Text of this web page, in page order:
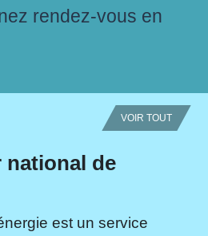
rendez-vous en
VOIR TOUT
national de
est un service